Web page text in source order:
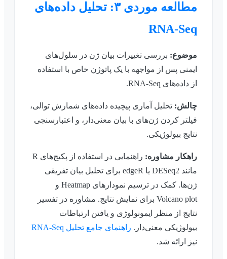
مطالعه موردی ۳: تحلیل داده‌های
RNA-Seq
موضوع: بررسی تغییرات بیان ژن در سلول‌های
ایمنی پس از مواجهه با یک پاتوژن خاص با استفاده
از داده‌های RNA-Seq.
چالش: تحلیل آماری پیچیده داده‌های شمارش توالی،
فیلتر کردن ژن‌های با بیان معنی‌دار، و اعتبارسنجی
نتایج بیولوژیکی.
راهکار مشاوره:
راهنمایی در استفاده از پکیج‌های R
مانند DESeq2 یا edgeR برای تحلیل بیان تفریقی
ژن‌ها. کمک در ترسیم نمودارهای Heatmap و
Volcano plot برای نمایش نتایج. مشاوره در تفسیر
نتایج از منظر ایمونولوژی و یافتن ارتباطات
بیولوژیکی معنی‌دار. راهنمای جامع تحلیل RNA-Seq
نیز ارائه شد.